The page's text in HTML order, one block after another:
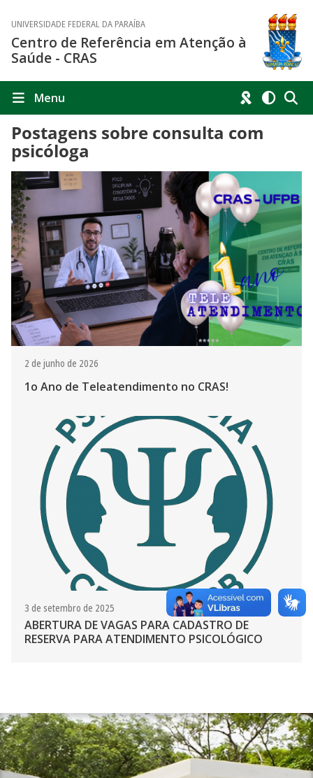
UNIVERSIDADE FEDERAL DA PARAÍBA
Centro de Referência em Atenção à
Saúde - CRAS
Menu
Postagens sobre consulta com
psicóloga
2 de junho de 2026
1o Ano de Teleatendimento no CRAS!
3 de setembro de 2025
ABERTURA DE VAGAS PARA CADASTRO DE
RESERVA PARA ATENDIMENTO PSICOLÓGICO